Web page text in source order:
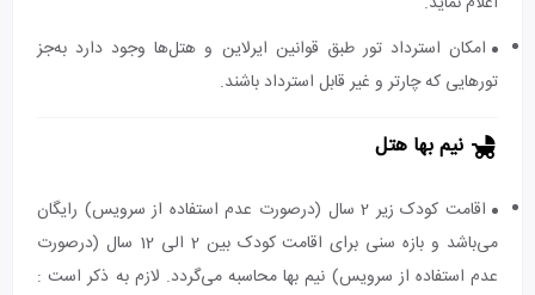
امکان استرداد تور طبق قوانین ایرلاین و هتل‌ها وجود دارد به‌جز
تورهایی که چارتر و غیر قابل استرداد باشند.
نیم بها هتل
اقامت کودک زیر 2 سال (درصورت عدم استفاده از سرویس) رایگان
می‌باشد و بازه سنی برای اقامت کودک بین 2 الی 12 سال (درصورت
عدم استفاده از سرویس) نیم بها محاسبه می‌گردد. لازم به ذکر است :